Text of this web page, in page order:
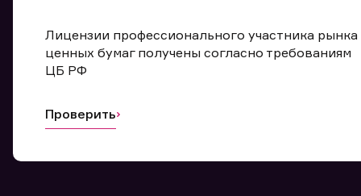
Лицензии профессионального участника рынка
ценных бумаг получены согласно требованиям
ЦБ РФ
Проверить